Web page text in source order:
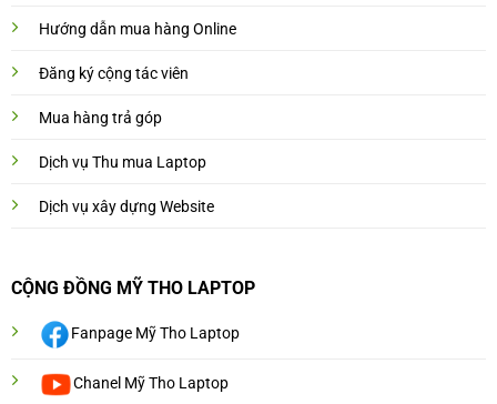
Hướng dẫn mua hàng Online
Đăng ký cộng tác viên
Mua hàng trả góp
Dịch vụ Thu mua Laptop
Dịch vụ xây dựng Website
CỘNG ĐỒNG MỸ THO LAPTOP
Fanpage Mỹ Tho Laptop
Chanel Mỹ Tho Laptop